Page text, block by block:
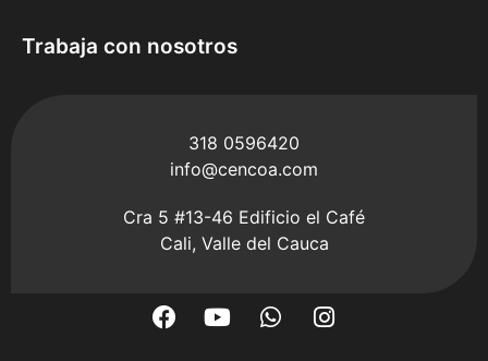
Trabaja con nosotros
318 0596420
info@cencoa.com
Cra 5 #13-46 Edificio el Café
Cali, Valle del Cauca